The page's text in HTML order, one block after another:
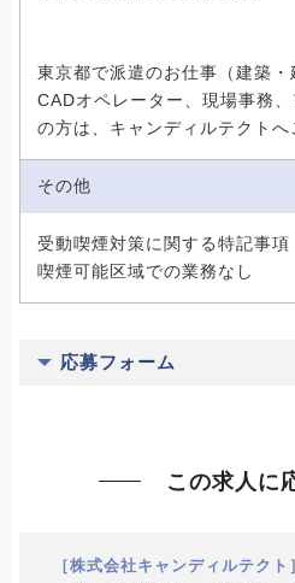
東京都で派遣のお仕事（建築・
CADオペレーター、現場事務
の方は、キャンディルテクトへ
その他
受動喫煙対策に関する特記事項
喫煙可能区域での業務なし
応募フォーム
この求人に
［株式会社キャンディルテクト